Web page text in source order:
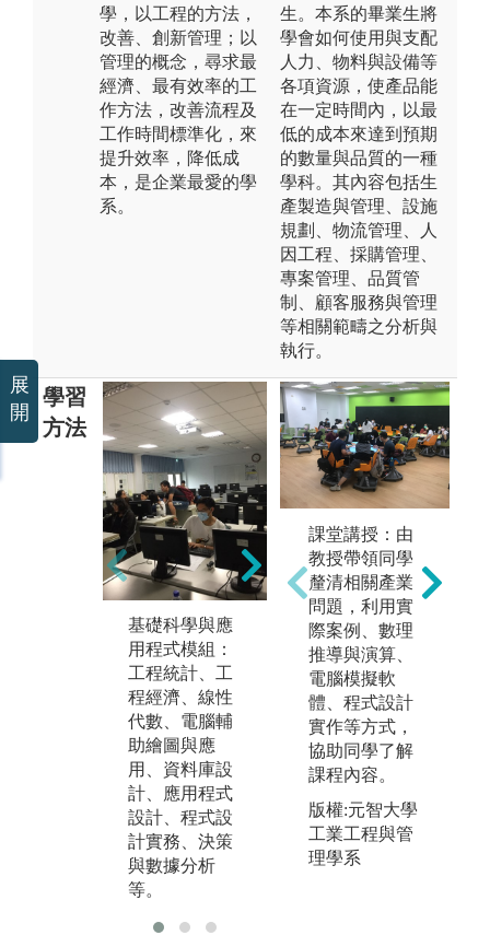
學，以工程的方法，
改善、創新管理；以
管理的概念，尋求最
經濟、最有效率的工
作方法，改善流程及
工作時間標準化，來
提升效率，降低成
本，是企業最愛的學
系。
生。本系的畢業生將
學會如何使用與支配
人力、物料與設備等
各項資源，使產品能
在一定時間內，以最
低的成本來達到預期
的數量與品質的一種
學科。其內容包括生
產製造與管理、設施
規劃、物流管理、人
因工程、採購管理、
專案管理、品質管
制、顧客服務與管理
等相關範疇之分析與
執行。
學習
方法
基礎科學與應
用程式模組：
工程統計、工
程經濟、線性
代數、電腦輔
助繪圖與應
用、資料庫設
計、應用程式
設計、程式設
計實務、決策
與數據分析
等。
工業工程核心
課程模組：作
業研究、人因
工程與實驗設
計、品質計畫
與管制、模擬
學、生產與供
實改善、設施
規劃等。
課堂講授：由
教授帶領同學
釐清相關產業
問題，利用實
際案例、數理
推導與演算、
電腦模擬軟
體、程式設計
實作等方式，
協助同學了解
課程內容。
版權:元智大學
工業工程與管
理學系
展
開